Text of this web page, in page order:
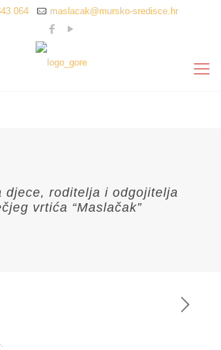
064 maslacak@mursko-sredisce.hr
djece, roditelja i odgojitelja
vrtića “Maslačak”